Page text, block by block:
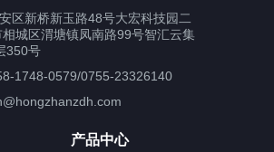
区新桥新玉路48号大宏科技园二
城区渭塘镇凤南路99号智汇云集
350号
1748-0579/0755-23326140
产品中心